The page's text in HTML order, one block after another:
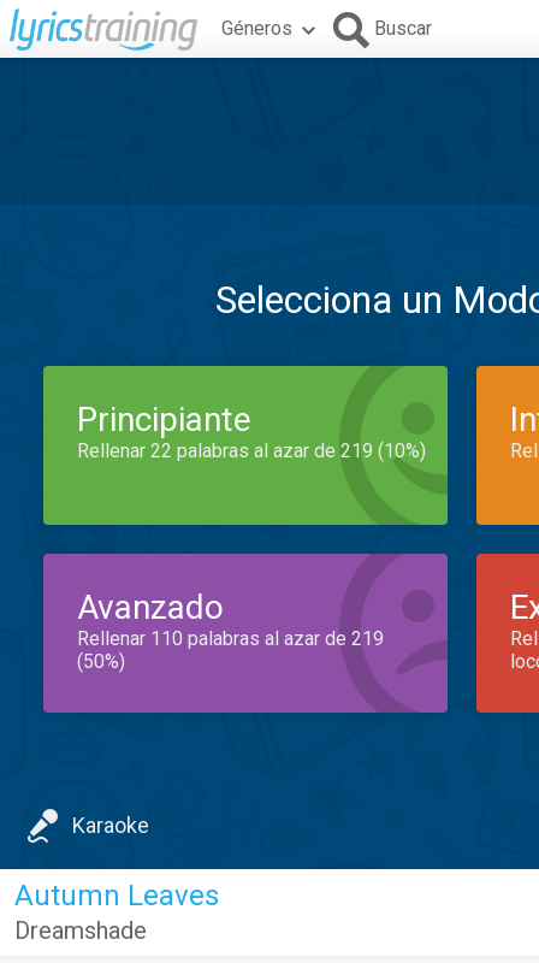
Géneros Buscar
Selecciona un
Principiante
Rellenar 22 palabras al azar de 219 (10%)
Avanzado
Rellenar 110 palabras al azar de 219
(50%)
Karaoke
Autumn Leaves
Dreamshade